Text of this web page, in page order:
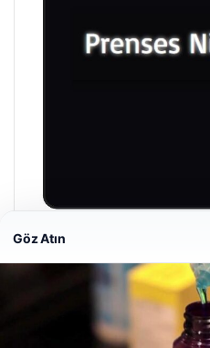
Prenses Night Club
Nisan 29, 2026
Web sitemizi nasıl
Göz Atın